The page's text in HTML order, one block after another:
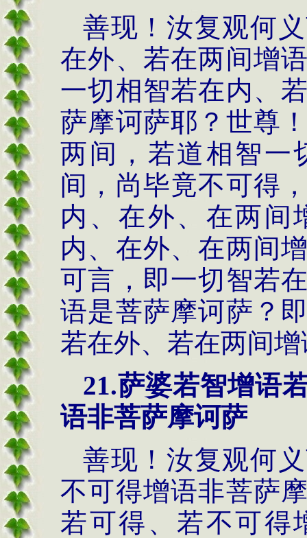
善现！汝复观何
在外、若在两间增
一切相智若在内、
萨摩诃萨耶？世尊
两间，若道相智一
间，尚毕竟不可得
内、在外、在两间
内、在外、在两间
可言，即一切智若
语是菩萨摩诃萨？
若在外、若在两间
21.萨婆若智增语
语非菩萨摩诃萨
善现！汝复观何
不可得增语非菩萨
若可得、若不可得